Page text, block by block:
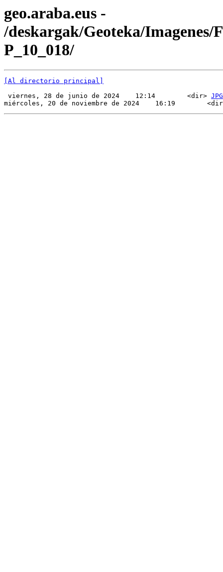
geo.araba.eus -
/deskargak/Geoteka/Imagenes/
P_10_018/
[Al directorio principal]
viernes, 28 de junio de 2024    12:14        <dir> JPG
miércoles, 20 de noviembre de 2024    16:19